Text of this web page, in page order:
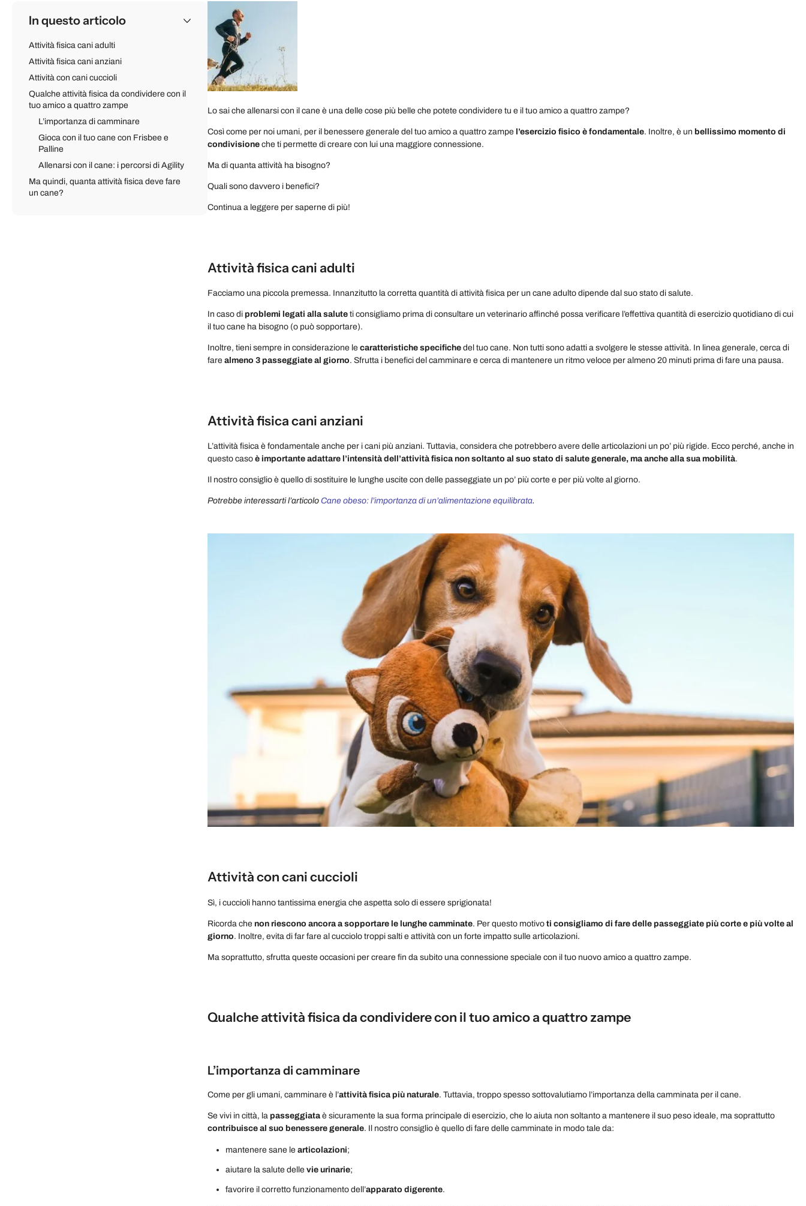
In questo articolo
Attività fisica cani adulti
Attività fisica cani anziani
Attività con cani cuccioli
Qualche attività fisica da condividere con il
tuo amico a quattro zampe
L’importanza di camminare
Gioca con il tuo cane con Frisbee e
Palline
Allenarsi con il cane: i percorsi di Agility
Ma quindi, quanta attività fisica deve fare
un cane?
Lo sai che allenarsi con il cane è una delle cose più belle che potete condividere tu e il tuo amico a quattro zampe?
Così come per noi umani, per il benessere generale del tuo amico a quattro zampe l’esercizio fisico è fondamentale. Inoltre, è un bellissimo momento di
condivisione che ti permette di creare con lui una maggiore connessione.
Ma di quanta attività ha bisogno?
Quali sono davvero i benefici?
Continua a leggere per saperne di più!
Attività fisica cani adulti
Facciamo una piccola premessa. Innanzitutto la corretta quantità di attività fisica per un cane adulto dipende dal suo stato di salute.
In caso di problemi legati alla salute ti consigliamo prima di consultare un veterinario affinché possa verificare l’effettiva quantità di esercizio quotidiano di cui
il tuo cane ha bisogno (o può sopportare).
Inoltre, tieni sempre in considerazione le caratteristiche specifiche del tuo cane. Non tutti sono adatti a svolgere le stesse attività. In linea generale, cerca di
fare almeno 3 passeggiate al giorno. Sfrutta i benefici del camminare e cerca di mantenere un ritmo veloce per almeno 20 minuti prima di fare una pausa.
Attività fisica cani anziani
L’attività fisica è fondamentale anche per i cani più anziani. Tuttavia, considera che potrebbero avere delle articolazioni un po’ più rigide. Ecco perché, anche in
questo caso è importante adattare l’intensità dell’attività fisica non soltanto al suo stato di salute generale, ma anche alla sua mobilità.
Il nostro consiglio è quello di sostituire le lunghe uscite con delle passeggiate un po’ più corte e per più volte al giorno.
Potrebbe interessarti l’articolo Cane obeso: l’importanza di un’alimentazione equilibrata.
Attività con cani cuccioli
Sì, i cuccioli hanno tantissima energia che aspetta solo di essere sprigionata!
Ricorda che non riescono ancora a sopportare le lunghe camminate. Per questo motivo ti consigliamo di fare delle passeggiate più corte e più volte al
giorno. Inoltre, evita di far fare al cucciolo troppi salti e attività con un forte impatto sulle articolazioni.
Ma soprattutto, sfrutta queste occasioni per creare fin da subito una connessione speciale con il tuo nuovo amico a quattro zampe.
Qualche attività fisica da condividere con il tuo amico a quattro zampe
L’importanza di camminare
Come per gli umani, camminare è l’attività fisica più naturale. Tuttavia, troppo spesso sottovalutiamo l’importanza della camminata per il cane.
Se vivi in città, la passeggiata è sicuramente la sua forma principale di esercizio, che lo aiuta non soltanto a mantenere il suo peso ideale, ma soprattutto
contribuisce al suo benessere generale. Il nostro consiglio è quello di fare delle camminate in modo tale da:
mantenere sane le articolazioni;
aiutare la salute delle vie urinarie;
favorire il corretto funzionamento dell’apparato digerente.